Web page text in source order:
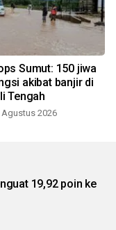
Sumut: 150 jiwa
akibat banjir di
Tengah
Agustus 2026
19,92 poin ke